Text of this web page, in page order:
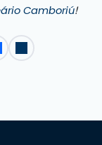
Camboriú!